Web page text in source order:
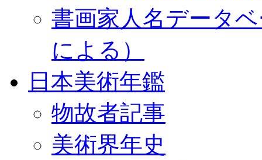
書画家人名データ
による）
日本美術年鑑
物故者記事
美術界年史